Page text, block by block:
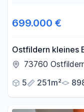
699.000 €
Ostfildern kleines
73760
5
251m²